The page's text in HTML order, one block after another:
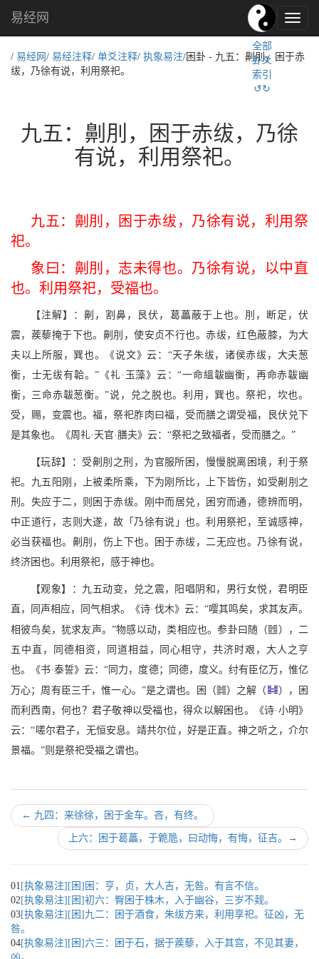
易
经
化,
易经网
全部
卦爻
索引
↺↻
/ 易经网 / 易经注释/ 单爻注释/ 执象易注/困卦 - 九五：劓刖，困于赤
绂，乃徐有说，利用祭祀。
九五：劓刖，困于赤绂，乃徐
有说，利用祭祀。
九五：劓刖，困于赤绂，乃徐有说，利用祭
祀。
象曰：劓刖，志未得也。乃徐有说，以中直
也。利用祭祀，受福也。
【注解】：劓，割鼻，艮伏，葛藟蔽于上也。刖，断足，伏
震，蒺藜掩于下也。劓刖，使安贞不行也。赤绂，红色蔽膝，为大
夫以上所服，巽也。《说文》云：“天子朱绂，诸侯赤绂，大夫葱
衡，士无绂有韐。”《礼·玉藻》云：“一命縕韍幽衡，再命赤韍幽
衡，三命赤韍葱衡。”说，兑之脱也。利用，巽也。祭祀，坎也。
受，赐，变震也。福，祭祀胙肉曰福，受而膳之谓受福，艮伏兑下
是其象也。《周礼·天官·膳夫》云：“祭祀之致福者，受而膳之。”
【玩辞】：受劓刖之刑，为官服所困，慢慢脱离困境，利于祭
祀。九五阳刚，上被柔所乘，下为刚所比，上下皆伤，如受劓刖之
刑。失应于二，则困于赤绂。刚中而居兑，困穷而通，德辨而明，
中正道行，志则大遂，故「乃徐有说」也。利用祭祀，至诚感神，
必当获福也。劓刖，伤上下也。困于赤绂，二无应也。乃徐有说，
终济困也。利用祭祀，感于神也。
【观象】：九五动变，兑之震，阳唱阴和，男行女悦，君明臣
直，同声相应，同气相求。《诗·伐木》云：“嘤其鸣矣，求其友声。
相彼鸟矣，犹求友声。”物感以动，类相应也。参卦曰随（g），二
五中直，同德相资，同道相益，同心相守，共济时艰，大人之亨
也。《书·泰誓》云：“同力，度德；同德，度义。纣有臣亿万，惟亿
万心；周有臣三千，惟一心。”是之谓也。困（J）之解（
），困
而利西南，何也？君子敬神以受福也，得众以解困也。《诗·小明》
云：“嗟尔君子，无恒安息。靖共尔位，好是正直。神之听之，介尔
景福。”则是祭祀受福之谓也。
← 九四：来徐徐，困于金车。吝，有终。
上六：困于葛藟，于臲卼，曰动悔，有悔，征吉。 →
01 [执象易注][困]困：亨，贞，大人吉，无咎。有言不信。
02[执象易注][困]初六：臀困于株木，入于幽谷，三岁不觌。
03[执象易注][困]九二：困于酒食，朱绂方来，利用享祀。征凶，无
咎。
04[执象易注][困]六三：困于石，据于蒺藜，入于其宫，不见其妻，